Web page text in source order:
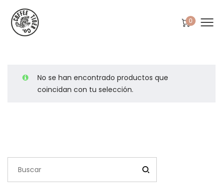
0
No se han encontrado productos que
coincidan con tu selección.